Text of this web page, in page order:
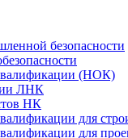
безопасности
(НОК)
ЛНК
НК
для
для